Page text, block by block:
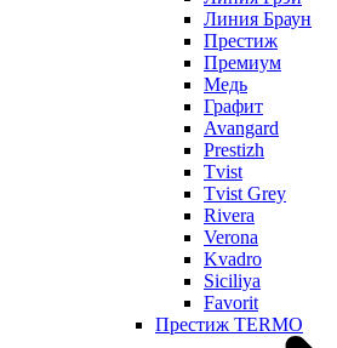
Линия Браун
Престиж
Премиум
Медь
Графит
Avangard
Prestizh
Tvist
Tvist Grey
Rivera
Verona
Kvadro
Siciliya
Favorit
Престиж TERMO